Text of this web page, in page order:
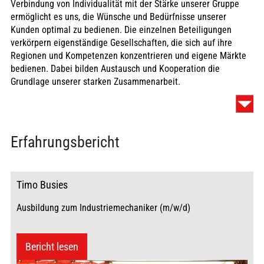
Verbindung von Individualität mit der Stärke unserer Gruppe
ermöglicht es uns, die Wünsche und Bedürfnisse unserer
Kunden optimal zu bedienen. Die einzelnen Beteiligungen
verkörpern eigenständige Gesellschaften, die sich auf ihre
Regionen und Kompetenzen konzentrieren und eigene Märkte
bedienen. Dabei bilden Austausch und Kooperation die
Grundlage unserer starken Zusammenarbeit.
Wofür wir stehen
Wir leben unseren Baustoff. Das bedeutet zum einen, dass wir
unsere Energie in die stetige Weiterentwicklung unserer
die Optimierung unserer Prozesse und Strukturen. Zum anderen
Infrastruktur und Lebensraum entstehen, die Stabilität bieten
und uns alle verbinden. Hierbei leben wir Verantwortung
gegenüber Mensch, Natur und Umwelt. Langfristige
Erfahrungsbericht
Timo Busies
Ausbildung zum Industriemechaniker (m/w/d)
Bericht lesen